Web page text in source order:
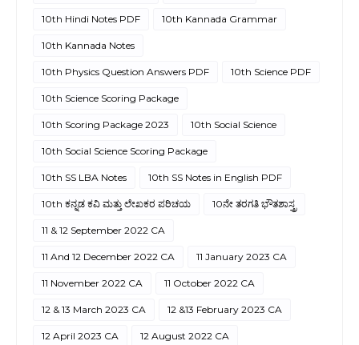
10th Hindi Notes PDF 10th Kannada Grammar
10th Kannada Notes
10th Physics Question Answers PDF 10th Science PDF
10th Science Scoring Package
10th Scoring Package 2023 10th Social Science
10th Social Science Scoring Package
10th SS LBA Notes 10th SS Notes in English PDF
10th ಕನ್ನಡ ಕವಿ ಮತ್ತು ಲೇಖಕರ ಪರಿಚಯ 10ನೇ ತರಗತಿ ಭೌತಶಾಸ್ತ್ರ
11 & 12 September 2022 CA
11 And 12 December 2022 CA 11 January 2023 CA
11 November 2022 CA 11 October 2022 CA
12 & 13 March 2023 CA 12 &13 February 2023 CA
12 April 2023 CA 12 August 2022 CA